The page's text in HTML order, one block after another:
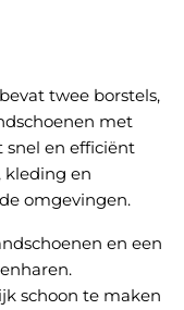
twee borstels,
met
snel en efficiënt
kleding en
omgevingen.
en een
schoon te maken